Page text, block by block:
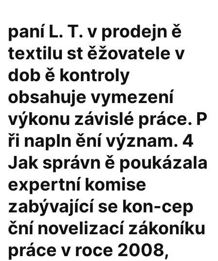
paní L. T. v prodejn ě
textilu st ěžovatele v
dob ě kontroly
obsahuje vymezení
výkonu závislé práce. P
ři napln ění význam. 4
Jak správn ě poukázala
expertní komise
zabývající se kon-cep
ční novelizací zákoníku
práce v roce 2008,